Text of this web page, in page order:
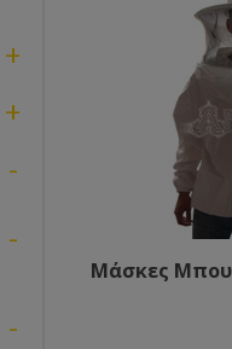
Μάσκες
+
+
-
-
-